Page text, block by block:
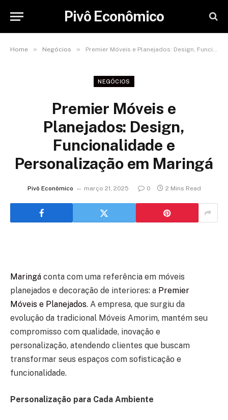
Pivô Econômico
Home » Negócios » Premier Móveis e Planejados: Design, Funcionalidade e Personalização em Maringá
NEGÓCIOS
Premier Móveis e
Planejados: Design,
Funcionalidade e
Personalização em Maringá
Pivô Econômico março 21, 2025 0 2 Mins Read
Maringá conta com uma referência em móveis
planejados e decoração de interiores: a Premier
Móveis e Planejados. A empresa, que surgiu da
evolução da tradicional Móveis Amorim, mantém seu
compromisso com qualidade, inovação e
personalização, atendendo clientes que buscam
transformar seus espaços com sofisticação e
funcionalidade.
Personalização para Cada Ambiente